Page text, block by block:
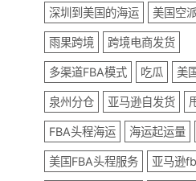
深圳到美国的海运 美国空
雨果跨境 跨境电商发货
多渠道FBA模式 吃瓜 美
泉州分仓 亚马逊自发货
FBA头程海运 海运起运量
美国FBA头程服务 亚马逊